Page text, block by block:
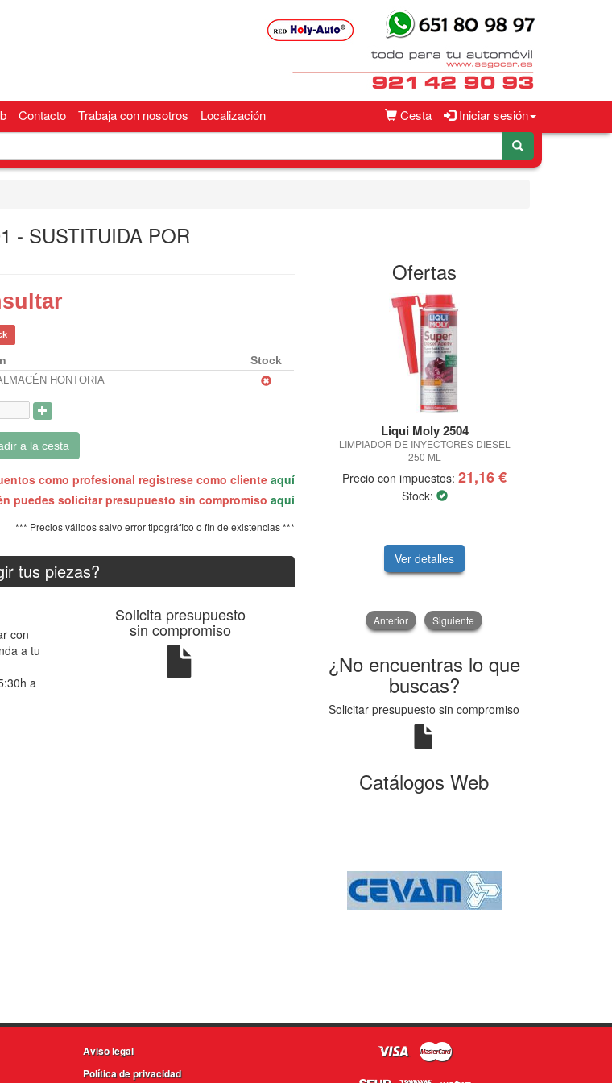
Cesta Iniciar sesión
Contacto Trabaja con nosotros Localización
- SUSTITUIDA POR
Stock
HONTORIA
a la cesta
como profesional registrese como cliente aquí
puedes solicitar presupuesto sin compromiso aquí
*** Precios válidos salvo error tipográfico o fin de existencias ***
tus piezas?
con
a tu
a
Solicita presupuesto
sin compromiso
Ofertas
Liqui Moly 2504
LIMPIADOR DE INYECTORES DIESEL
250 ML
Precio con impuestos: 21,16 €
Stock:
Ver detalles
Anterior Siguiente
¿No encuentras lo que
buscas?
Solicitar presupuesto sin compromiso
Catálogos Web
Aviso legal
Política de privacidad